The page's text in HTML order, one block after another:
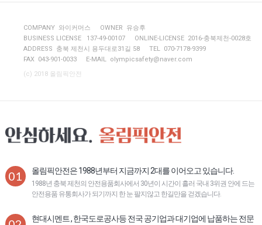
COMPANY 와이커머스
OWNER 유승후
BUSINESS LICENSE 137-49-00107
ONLINE-LICENSE 2016-충북제천-0028호
ADDRESS 충북 제천시 용두대로31길 58
TEL 070-7178-9399
FAX 043-901-0033
E-MAIL olympicsafety@naver.com
(c) 2018 올림픽안전
01 올림픽안전은 1988년부터 지금까지 2대를 이어오고 있습니다.
1988년 충북 제천의 안전용품회사에서 30년이 시간이 흘러 국내 3위권 안에 드는
안전용품 유통회사가 되기까지 한 눈 팔지않고 한길만을 걷겠습니다.
현대시멘트 , 한국도로공사등 전국 공기업과 대기업에 납품하는 전문